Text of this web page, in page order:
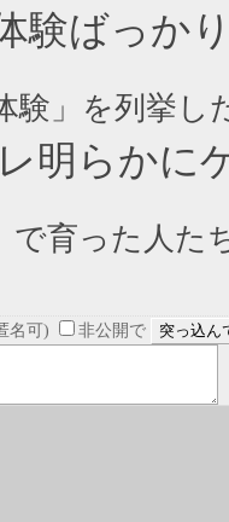
験ばっか
験」を列挙し
明らかに
育った人た
名可) 非公開で